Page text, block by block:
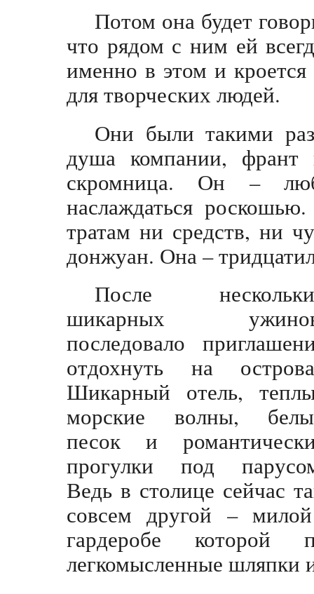
Потом она будет
что рядом с ним ей
именно в этом и кроется
для творческих людей.
Они были такими
душа компании,
скромница. Он –
наслаждаться
тратам ни средств, ни
донжуан. Она –
После
шикарных
последовало
отдохнуть на
Шикарный отель,
морские волны,
песок и
прогулки под
Ведь в столице сейчас
совсем другой –
гардеробе которой
легкомысленные шляпки